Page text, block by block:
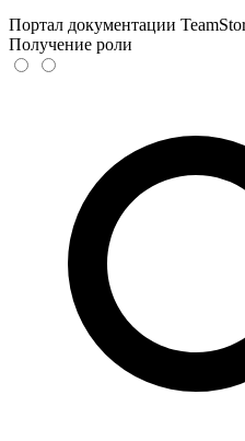
Портал документации
Получение роли